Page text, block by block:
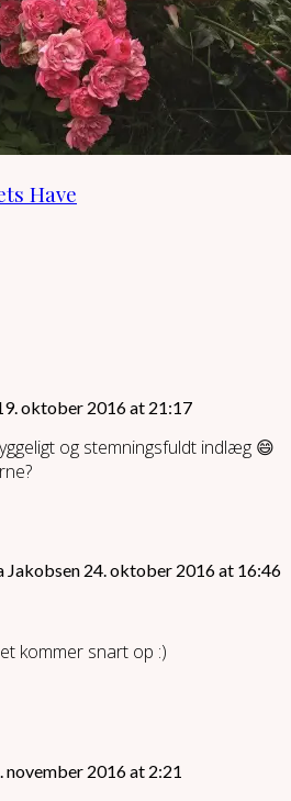
Have
oktober 2016 at 21:17
og stemningsfuldt indlæg 😄
Jakobsen 24. oktober 2016 at 16:46
kommer snart op :)
november 2016 at 2:21